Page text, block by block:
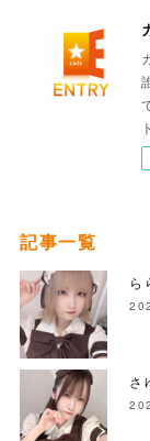
記事一覧
ら
さ